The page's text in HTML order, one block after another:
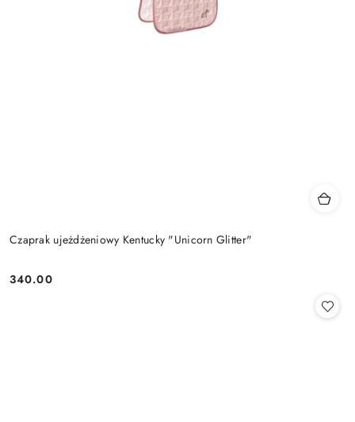
Czaprak ujeżdżeniowy Kentucky "Unicorn Glitter"
Cena:
340.00